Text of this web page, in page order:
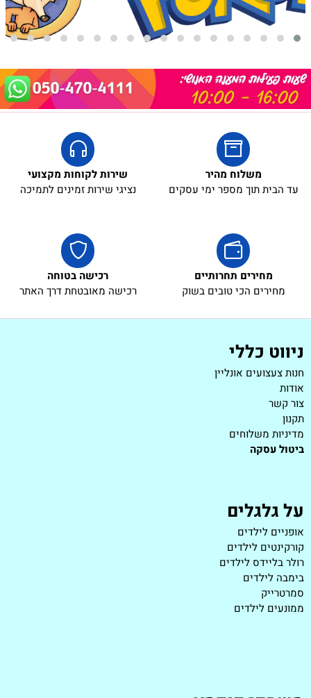
אריזת מתנה
5₪+
משלוח מהיר
עד הבית תוך מספר ימי עסקים
שירות לקוחות מקצועי
נציגי שירות זמינים לתמיכה
מחירים תחרותיים
מחירים הכי טובים בשוק
רכישה בטוחה
רכישה מאובטחת דרך האתר
ניווט כללי
חנות צעצועים אונליין
אודות
צור קשר
תקנון
מדיניות משלוחים
ביטול עסקה
על גלגלים
אופניים לילדים
קורקינטים לילדים
רולר בליידס לילדים
בימבה לילדים
סמרטרייק
ממונעים לילדים